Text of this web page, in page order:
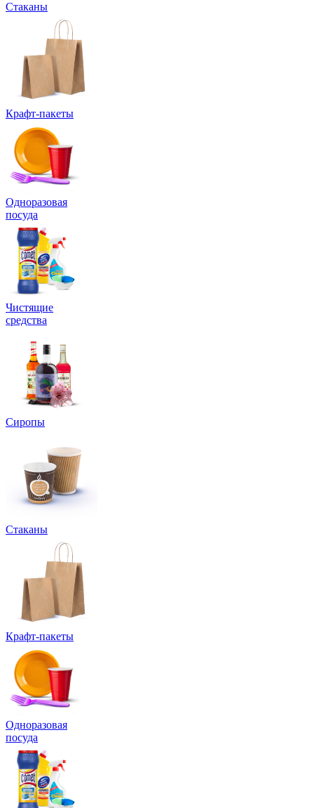
Стаканы
Крафт-пакеты
Одноразовая
посуда
Чистящие
средства
Сиропы
Стаканы
Крафт-пакеты
Одноразовая
посуда